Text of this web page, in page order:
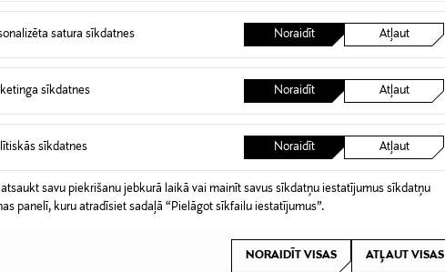
satura sīkdatnes Noraidīt Atļaut
sīkdatnes Noraidīt Atļaut
sīkdatnes Noraidīt Atļaut
atsaukt savu piekrišanu jebkurā laikā vai mainīt savus sīkdatņu iestatījumus sīkdatņu
panelī, kuru atradīsiet sadaļā “Pielāgot sīkfailu iestatījumus”.
NORAIDĪT VISAS ATĻAUT VISAS
63%
cimdi
MODE -20%